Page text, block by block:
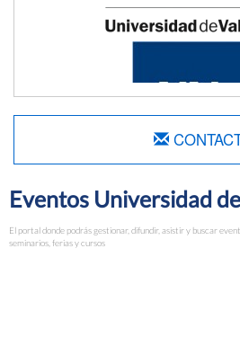
Eventos Universidad
El portal donde podrás gestionar, difundir, asistir y buscar
seminarios, ferias y cursos